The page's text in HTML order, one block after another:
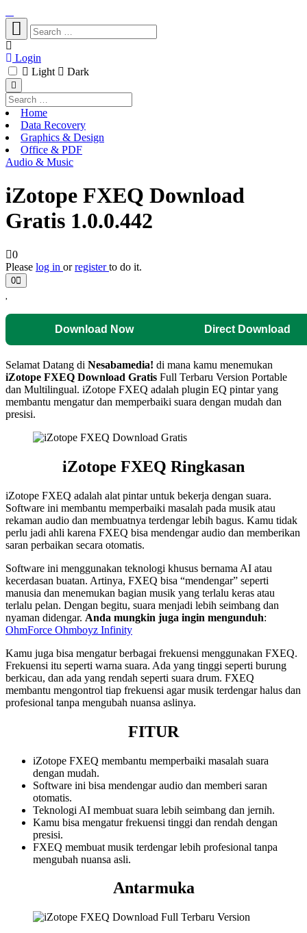
Login
Light
Dark
Home
Data Recovery
Graphics & Design
Office & PDF
Audio & Music
iZotope FXEQ Download
Gratis 1.0.0.442
0
Please log in orregisterto do it.
0
Download Now Direct Download
Selamat Datang di Nesabamedia! di mana kamu menemukan
iZotope FXEQ Download Gratis Full Terbaru Version Portable
dan Multilingual. iZotope FXEQ adalah plugin EQ pintar yang
membantu mengatur dan memperbaiki suara dengan mudah dan
presisi.
iZotope FXEQ Ringkasan
iZotope FXEQ adalah alat pintar untuk bekerja dengan suara.
Software ini membantu memperbaiki masalah pada musik atau
rekaman audio dan membuatnya terdengar lebih bagus. Kamu tidak
perlu jadi ahli karena FXEQ bisa mendengar audio dan memberikan
saran perbaikan secara otomatis.
Software ini menggunakan teknologi khusus bernama AI atau
kecerdasan buatan. Artinya, FXEQ bisa “mendengar” seperti
manusia dan menemukan bagian musik yang terlalu keras atau
terlalu pelan. Dengan begitu, suara menjadi lebih seimbang dan
nyaman didengar. Anda mungkin juga ingin mengunduh:
OhmForce Ohmboyz Infinity
Kamu juga bisa mengatur berbagai frekuensi menggunakan FXEQ.
Frekuensi itu seperti warna suara. Ada yang tinggi seperti burung
berkicau, dan ada yang rendah seperti suara drum. FXEQ
membantu mengontrol tiap frekuensi agar musik terdengar halus dan
profesional tanpa mengubah nuansa aslinya.
FITUR
iZotope FXEQ membantu memperbaiki masalah suara
dengan mudah.
Software ini bisa mendengar audio dan memberi saran
otomatis.
Teknologi AI membuat suara lebih seimbang dan jernih.
Kamu bisa mengatur frekuensi tinggi dan rendah dengan
presisi.
FXEQ membuat musik terdengar lebih profesional tanpa
mengubah nuansa asli.
Antarmuka